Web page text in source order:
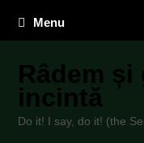
Menu
Râdem și
incintă
Do it! I say, do it! (the